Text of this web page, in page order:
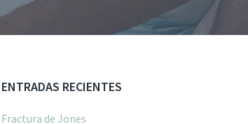
ENTRADAS RECIENTES
Fractura de Jones